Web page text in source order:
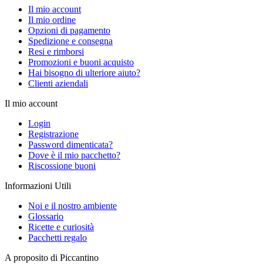
Il mio account
Il mio ordine
Opzioni di pagamento
Spedizione e consegna
Resi e rimborsi
Promozioni e buoni acquisto
Hai bisogno di ulteriore aiuto?
Clienti aziendali
Il mio account
Login
Registrazione
Password dimenticata?
Dove è il mio pacchetto?
Riscossione buoni
Informazioni Utili
Noi e il nostro ambiente
Glossario
Ricette e curiosità
Pacchetti regalo
A proposito di Piccantino